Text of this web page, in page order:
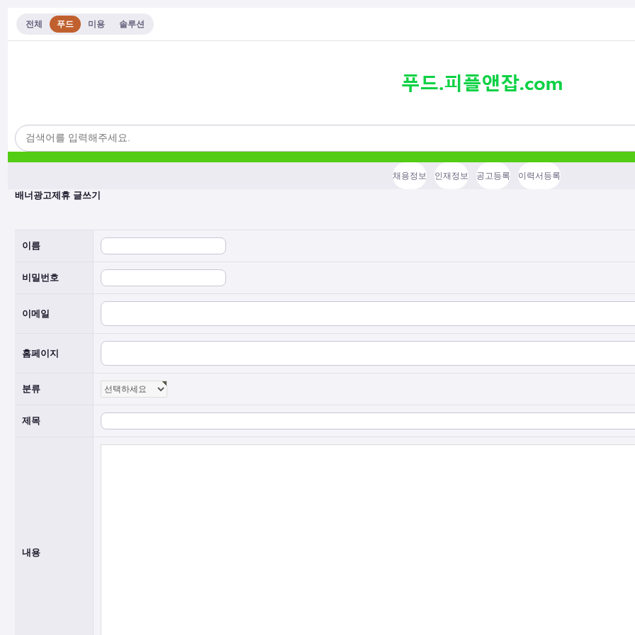
전체 푸드 미용 솔루션
채용정보 인재정보 공고등록 이력서등록
배너광고제휴 글쓰기
이름
비밀번호
이메일
홈페이지
분류
제목
내용